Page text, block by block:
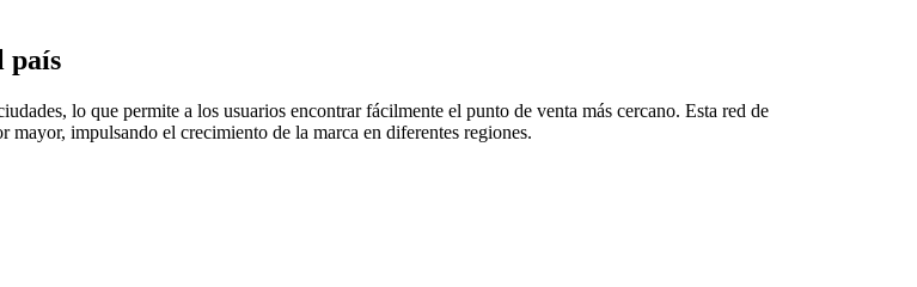
país
lo que permite a los usuarios encontrar fácilmente el punto de venta más cercano. Esta red de
mayor, impulsando el crecimiento de la marca en diferentes regiones.